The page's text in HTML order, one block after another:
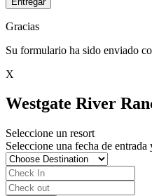
Gracias
Su formulario ha sido enviado
X
Westgate River
Seleccione un resort
Seleccione una fecha de entrada